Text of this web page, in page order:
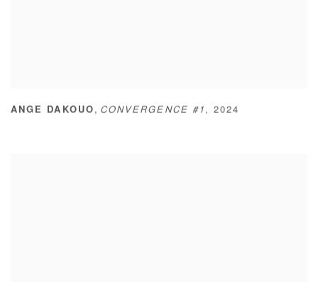
ANGE DAKOUO , CONVERGENCE #1 ,2024